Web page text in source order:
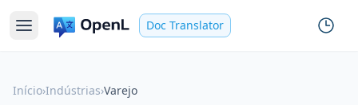
Doc Translator
Início›Indústrias›Varejo